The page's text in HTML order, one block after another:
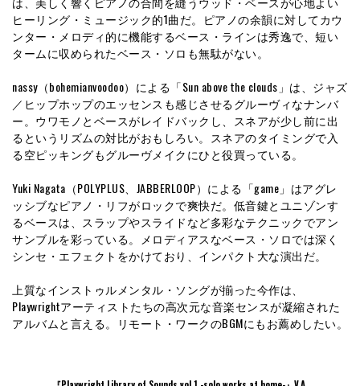
ヒーリング・ミュージック的1曲だ。ピアノの余韻に対してカウ
ンター・メロディ的に機能するベース・ラインは秀逸で、短い
タームに収められたベース・ソロも無駄がない。
nassy（bohemianvoodoo）による「Sun above the clouds」は、ジャズ
／ヒップホップのエッセンスも感じさせるグルーヴィなナンバ
ー。ウワモノとベースがレイドバックし、スネアが少し前に出
るというリズムの対比がおもしろい。スネアのタイミングで入
る空ピッキングもグルーヴメイクにひと役買っている。
Yuki Nagata（POLYPLUS、JABBERLOOP）による「game」はアグレ
ッシブなピアノ・リフがロックで爽快だ。低音鍵とユニゾンす
るベースは、スラップやスライドなど多彩なテクニックでアン
サンブルを彩っている。メロディアスなベース・ソロでは深く
シンセ・エフェクトをかけており、インパクト大な演出だ。
上質なインストゥルメンタル・ソングが揃った今作は、
Playwrightアーティストたちの高次元な音楽センスが凝縮された
アルバムと言える。リモート・ワークのBGMにもお薦めしたい。